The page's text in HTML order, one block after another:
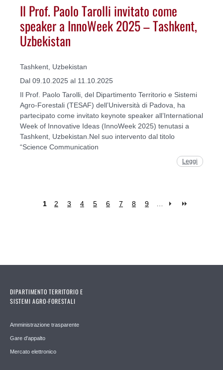
Il Prof. Paolo Tarolli invitato come
speaker a InnoWeek 2025 – Tashkent,
Uzbekistan
Tashkent, Uzbekistan
Dal 09.10.2025 al 11.10.2025
Il Prof. Paolo Tarolli, del Dipartimento Territorio e Sistemi
Agro-Forestali (TESAF) dell’Università di Padova, ha
partecipato come invitato keynote speaker all’International
Week of Innovative Ideas (InnoWeek 2025) tenutasi a
Tashkent, Uzbekistan.Nel suo intervento dal titolo
“Science Communication
Leggi
1 2 3 4 5 6 7 8 9
DIPARTIMENTO TERRITORIO E
SISTEMI AGRO-FORESTALI
Amministrazione trasparente
Gare d'appalto
Mercato elettronico